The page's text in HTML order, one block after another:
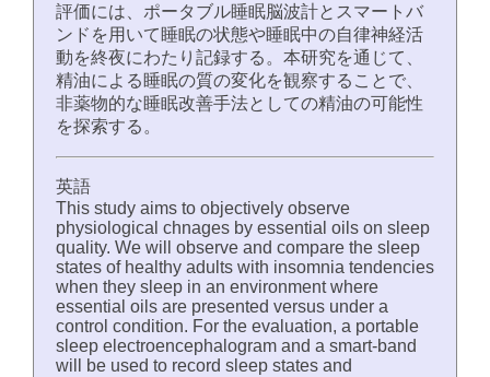
評価には、ポータブル睡眠脳波計とスマートバ
ンドを用いて睡眠の状態や睡眠中の自律神経活
動を終夜にわたり記録する。本研究を通じて、
精油による睡眠の質の変化を観察することで、
非薬物的な睡眠改善手法としての精油の可能性
を探索する。
英語
This study aims to objectively observe
physiological chnages by essential oils on sleep
quality. We will observe and compare the sleep
states of healthy adults with insomnia tendencies
when they sleep in an environment where
essential oils are presented versus under a
control condition. For the evaluation, a portable
sleep electroencephalogram and a smart-band
will be used to record sleep states and